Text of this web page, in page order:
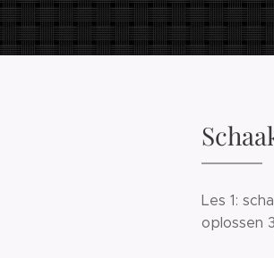
Les 1:
oplossen